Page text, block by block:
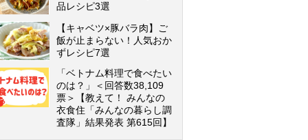
品レシピ3選
【キャベツ×豚バラ肉】ご
飯が止まらない！人気おか
ずレシピ7選
「ベトナム料理で食べたい
のは？」＜回答数38,109
票＞【教えて！ みんなの
衣食住「みんなの暮らし調
査隊」結果発表 第615回】